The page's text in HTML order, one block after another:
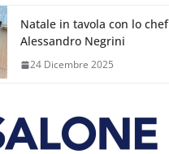
Natale in tavola con lo
Alessandro Negrini
24 Dicembre 2025